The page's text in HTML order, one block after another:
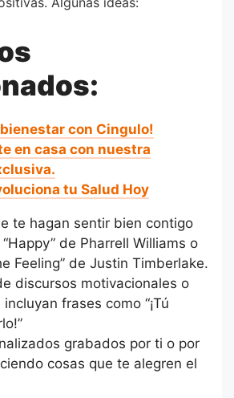
con Cingulo!
en casa con nuestra
tu Salud Hoy
te hagan sentir bien contigo
de Pharrell Williams o
Feeling” de Justin Timberlake.
discursos motivacionales o
frases como “¡Tú
grabados por ti o por
cosas que te alegren el